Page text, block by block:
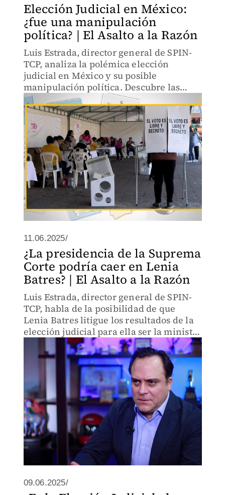
Elección Judicial en México:
¿fue una manipulación
política? | El Asalto a la Razón
Luis Estrada, director general de SPIN-
TCP, analiza la polémica elección
judicial en México y su posible
manipulación política. Descubre las
claves para entender el futuro político
del país en 2027.
11.06.2025/
¿La presidencia de la Suprema
Corte podría caer en Lenia
Batres? | El Asalto a la Razón
Luis Estrada, director general de SPIN-
TCP, habla de la posibilidad de que
Lenia Batres litigue los resultados de la
elección judicial para ella ser la ministra
presidente de la Suprema Corte de
Justicia de la Nación.
09.06.2025/